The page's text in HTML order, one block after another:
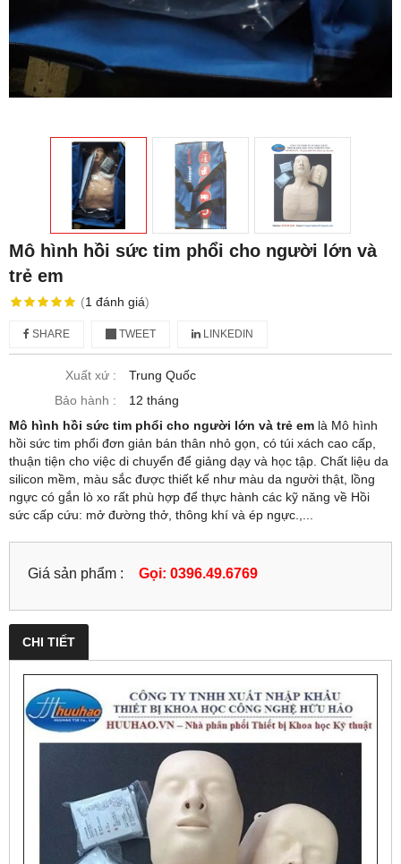
Mô hình hồi sức tim phổi cho người lớn và
trẻ em
(1 đánh giá)
SHARE TWEET LINKEDIN
Xuất xứ :
Trung Quốc
Bảo hành :
12 tháng
Mô hình hồi sức tim phổi cho người lớn và trẻ em là Mô hình
hồi sức tim phổi đơn giản bán thân nhỏ gọn, có túi xách cao cấp,
thuận tiện cho việc di chuyển để giảng dạy và học tập. Chất liệu da
silicon mềm, màu sắc được thiết kế như màu da người thật, lồng
ngực có gắn lò xo rất phù hợp để thực hành các kỹ năng về Hồi
sức cấp cứu: mở đường thở, thông khí và ép ngực.,...
Giá sản phẩm : Gọi: 0396.49.6769
CHI TIẾT